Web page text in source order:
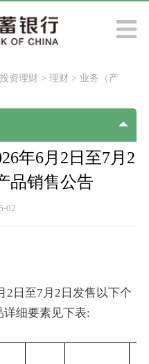
投资理财 > 理财 > 业务（产
年6月2日至7月2
品销售公告
02
至7月2日发售以下个
详细要素见下表: